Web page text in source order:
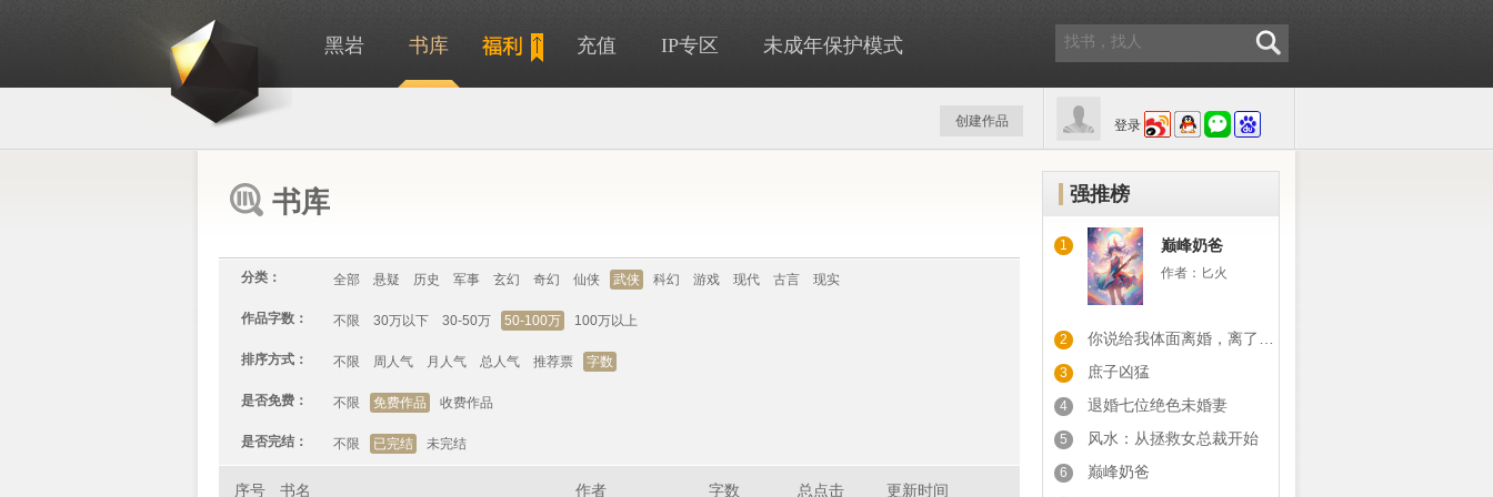
黑岩 书库 充值 IP专区 未成年保护模式
登录
创建作品
书库
分类： 全部 悬疑 历史 军事 玄幻 奇幻 仙侠 武侠 科幻 游戏 现代 古言 现实
作品字数： 不限 30万以下 30-50万 50-100万 100万以上
排序方式： 不限 周人气 月人气 总人气 推荐票 字数
是否免费： 不限 免费作品 收费作品
是否完结： 不限 已完结 未完结
序号 书名 作者 字数 总点击 更新时间
强推榜
1 巅峰奶爸
作者： 匕火
2 你说给我体面离婚，离了你又后悔
3 庶子凶猛
4 退婚七位绝色未婚妻
5 风水：从拯救女总裁开始
6 巅峰奶爸